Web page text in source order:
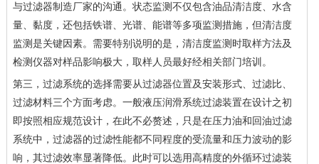
与过滤器制造厂家的沟通。状态监测不仅包含油品清洁度、水含
量、黏度，还包括铁谱、光谱、能谱等多项监测措施，但清洁度
监测是关键因素。需要特别说明的是，清洁度监测时取样方法及
检测仪器对样品影响极大，取样人员最好经相关部门培训。
第三，过滤系统的选择需要从过滤器位置及安装形式、过滤比、
过滤材料三个方面考虑。一般液压润滑系统过滤装置在设计之初
即按照相应规范设计，在此不必赘述，只是在压力油和回油过滤
系统中，过滤器的过滤性能都不同程度的受流量和压力波动的影
响，其过滤效率显著降低。此时可以选用高精度的外循环过滤装